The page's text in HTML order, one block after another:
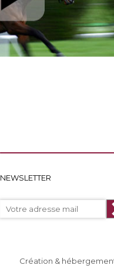
NEWSLETTER
Création &